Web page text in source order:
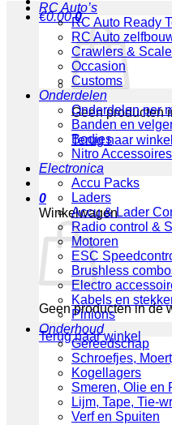
€0.00 0
Geen producten
Terug naar winkel
0
Winkelwagen
Geen producten in de
Terug naar winkel
RC Auto’s
RC Auto Ready
RC Auto
Crawlers &
Occasion
Customs
Onderdelen
Onderdelen per
Banden en
Bodies
Nitro Accessoires
Electronica
Accu Packs
Laders
Accu & Lader
Radio control &
Motoren
ESC
Brushless
Electro
Kabels en
Pinions
Onderhoud
Gereedschap
Schroefjes,
Kogellagers
Smeren, Olie en
Lijm, Tape, Tie-
Verf en Spuiten